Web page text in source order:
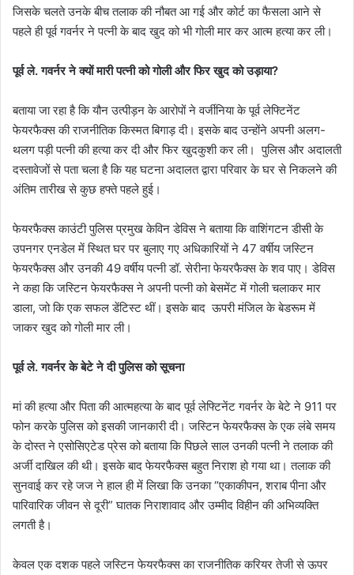
जिसके चलते उनके बीच तलाक की नौबत आ गई और कोर्ट का फैसला आने से
पहले ही पूर्व गवर्नर ने पत्नी के बाद खुद को भी गोली मार कर आत्म हत्या कर ली।
पूर्व ले. गवर्नर ने क्यों मारी पत्नी को गोली और फिर खुद को उड़ाया?
बताया जा रहा है कि यौन उत्पीड़न के आरोपों ने वर्जीनिया के पूर्व लेफ्टिनेंट
फेयरफैक्स की राजनीतिक किस्मत बिगाड़ दी। इसके बाद उन्होंने अपनी अलग-
थलग पड़ी पत्नी की हत्या कर दी और फिर खुदकुशी कर ली। पुलिस और अदालती
दस्तावेजों से पता चला है कि यह घटना अदालत द्वारा परिवार के घर से निकलने की
अंतिम तारीख से कुछ हफ्ते पहले हुई।
फेयरफैक्स काउंटी पुलिस प्रमुख केविन डेविस ने बताया कि वाशिंगटन डीसी के
उपनगर एनडेल में स्थित घर पर बुलाए गए अधिकारियों ने 47 वर्षीय जस्टिन
फेयरफैक्स और उनकी 49 वर्षीय पत्नी डॉ. सेरीना फेयरफैक्स के शव पाए। डेविस
ने कहा कि जस्टिन फेयरफैक्स ने अपनी पत्नी को बेसमेंट में गोली चलाकर मार
डाला, जो कि एक सफल डेंटिस्ट थीं। इसके बाद ऊपरी मंजिल के बेडरूम में
जाकर खुद को गोली मार ली।
पूर्व ले. गवर्नर के बेटे ने दी पुलिस को सूचना
मां की हत्या और पिता की आत्महत्या के बाद पूर्व लेफ्टिनेंट गवर्नर के बेटे ने 911 पर
फोन करके पुलिस को इसकी जानकारी दी। जस्टिन फेयरफैक्स के एक लंबे समय
के दोस्त ने एसोसिएटेड प्रेस को बताया कि पिछले साल उनकी पत्नी ने तलाक की
अर्जी दाखिल की थी। इसके बाद फेयरफैक्स बहुत निराश हो गया था। तलाक की
सुनवाई कर रहे जज ने हाल ही में लिखा कि उनका “एकाकीपन, शराब पीना और
पारिवारिक जीवन से दूरी” घातक निराशावाद और उम्मीद विहीन की अभिव्यक्ति
लगती है।
केवल एक दशक पहले जस्टिन फेयरफैक्स का राजनीतिक करियर तेजी से ऊपर